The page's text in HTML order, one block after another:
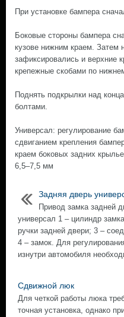
При установке бампера
Боковые стороны бампера
кузове нижним краем. Затем
зафиксировались и верхние
крепежные скобами по
Поднять подкрылки над
болтами.
Универсал: регулирование
сдвиганием крепления
краем боковых задних
6,5–7,5 мм
Задняя дверь
Привод замка задней
универсал 1 – цилиндр
ручки задней двери; 3 –
4 – замок. Для
изнутри автомобиля
Сдвижной люк
Для четкой работы люка
точная установка, однако